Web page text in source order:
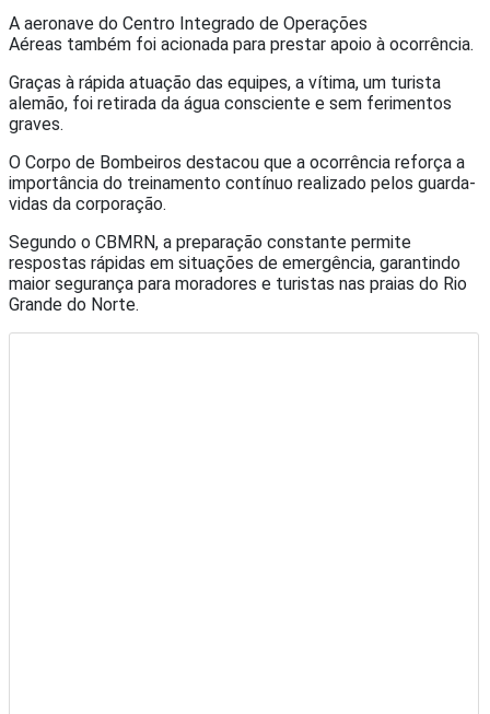
A aeronave do Centro Integrado de Operações
Aéreas também foi acionada para prestar apoio à ocorrência.
Graças à rápida atuação das equipes, a vítima, um turista
alemão, foi retirada da água consciente e sem ferimentos
graves.
O Corpo de Bombeiros destacou que a ocorrência reforça a
importância do treinamento contínuo realizado pelos guarda-
vidas da corporação.
Segundo o CBMRN, a preparação constante permite
respostas rápidas em situações de emergência, garantindo
maior segurança para moradores e turistas nas praias do Rio
Grande do Norte.